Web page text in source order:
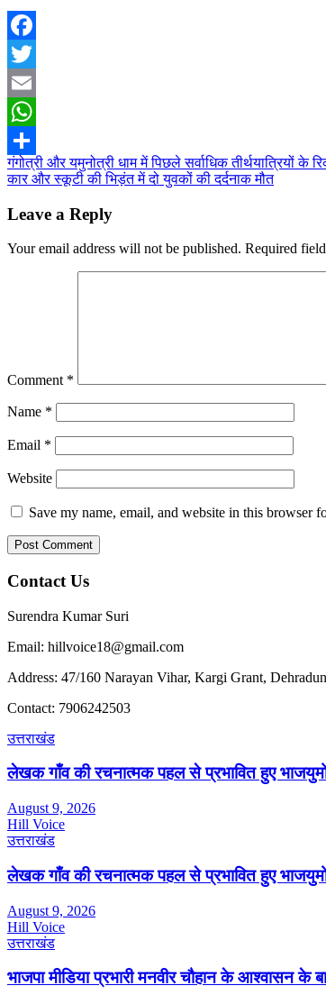
Facebook
Twitter
Email
WhatsApp
Share
Post
navigation
गंगोत्री और यमुनोत्री धाम में पिछले सर्वाधिक तीर्थयात्रियों के
कार और स्कूटी की भिड़ंत में दो युवकों की दर्दनाक मौत
Leave a Reply
Your email address will not be published. Required
Comment *
Name *
Email *
Website
Save my name, email, and website in this browser
Contact Us
Surendra Kumar Suri
Email: hillvoice18@gmail.com
Address: 47/160 Narayan Vihar, Kargi Grant,
Contact: 7906242503
उत्तराखंड
लेखक गाँव की रचनात्मक पहल से प्रभावित हुए भाजयुमो
August 9, 2026
Hill Voice
उत्तराखंड
लेखक गाँव की रचनात्मक पहल से प्रभावित हुए भाजयुमो
August 9, 2026
Hill Voice
उत्तराखंड
भाजपा मीडिया प्रभारी मनवीर चौहान के आश्वासन के